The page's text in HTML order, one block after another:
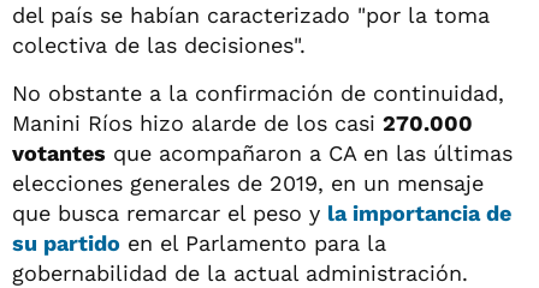
del país se habían caracterizado "por la toma
colectiva de las decisiones".
No obstante a la confirmación de continuidad,
Manini Ríos hizo alarde de los casi 270.000
votantes que acompañaron a CA en las últimas
elecciones generales de 2019, en un mensaje
que busca remarcar el peso y la importancia de
su partido en el Parlamento para la
gobernabilidad de la actual administración.